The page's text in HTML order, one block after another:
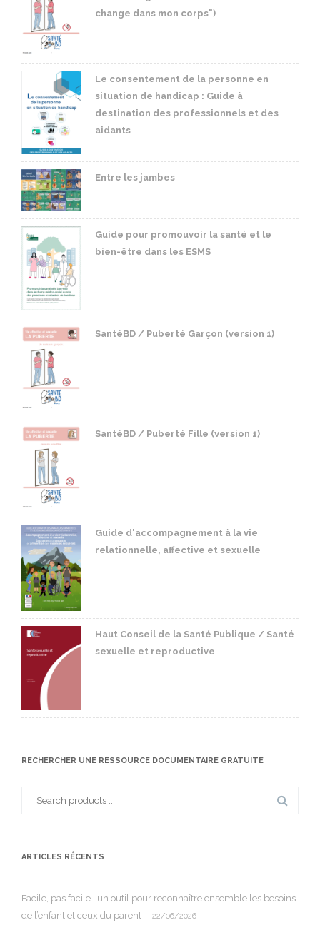
change dans mon corps")
Le consentement de la personne en
situation de handicap : Guide à
destination des professionnels et des
aidants
Entre les jambes
Guide pour promouvoir la santé et le
bien-être dans les ESMS
SantéBD / Puberté Garçon (version 1)
SantéBD / Puberté Fille (version 1)
Guide d'accompagnement à la vie
relationnelle, affective et sexuelle
Haut Conseil de la Santé Publique / Santé
sexuelle et reproductive
RECHERCHER UNE RESSOURCE DOCUMENTAIRE GRATUITE
ARTICLES RÉCENTS
Facile, pas facile : un outil pour reconnaître ensemble les besoins
de l’enfant et ceux du parent
22/06/2026